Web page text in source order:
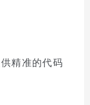
精准的代码